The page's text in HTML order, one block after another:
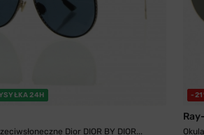
24H
Dior DIOR BY DIOR...
-